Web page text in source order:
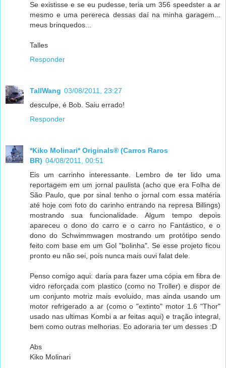
Se existisse e se eu pudesse, teria um 356 speedster a ar
mesmo e uma perereca dessas daí na minha garagem...
meus brinquedos...
Talles
Responder
TallWang 03/08/2011, 23:27
desculpe, é Bob. Saiu errado!
Responder
*Kiko Molinari* Originals® (Carros Raros
BR) 04/08/2011, 00:51
Eis um carrinho interessante. Lembro de ter lido uma
reportagem em um jornal paulista (acho que era Folha de
São Paulo, que por sinal tenho o jornal com essa matéria
até hoje com foto do carinho entrando na represa Billings)
mostrando sua funcionalidade. Algum tempo depois
apareceu o dono do carro e o carro no Fantástico, e o
dono do Schwimmwagen mostrando um protótipo sendo
feito com base em um Gol "bolinha". Se esse projeto ficou
pronto eu não sei, pois nunca mais ouvi falat dele.
Penso comigo aqui: daria para fazer uma cópia em fibra de
vidro reforçada com plastico (como no Troller) e dispor de
um conjunto motriz mais evoluido, mas ainda usando um
motor refrigerado a ar (como o "extinto" motor 1.6 "Thor"
usado nas ultimas Kombi a ar feitas aqui) e tração integral,
bem como outras melhorias. Eo adoraria ter um desses :D
Abs
Kiko Molinari